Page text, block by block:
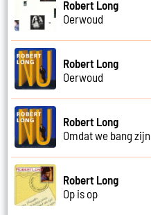
Robert Long
Oerwoud
Robert Long
Oerwoud
Robert Long
Omdat we bang zijn
Robert Long
Op is op